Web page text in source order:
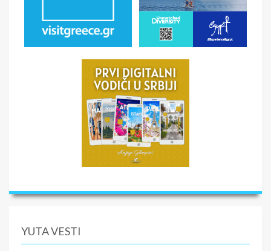
YUTA VESTI